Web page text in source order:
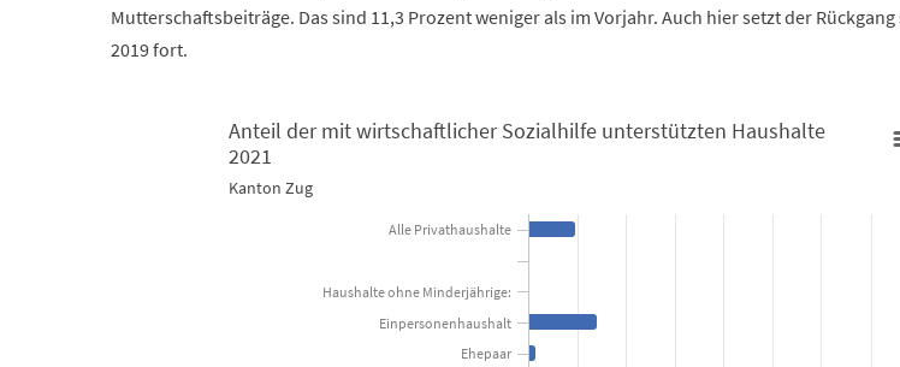
Mutterschaftsbeiträge. Das sind 11,3 Prozent weniger als im Vorjahr. Auch hier setzt der Rückgang
2019 fort.
Anteil der mit wirtschaftlicher Sozialhilfe unterstützten Haushalte 2021
View as data table, Anteil der mit wirtschaftlicher Sozialhilfe unterstützten Haushalte 2021
Anteil der mit wirtschaftlicher Sozialhilfe unterstützten Haushalte
2021
Kanton Zug
Ehepaar
Einpersonenhaushalt
Haushalte ohne Minderjährige:
Alle Privathaushalte